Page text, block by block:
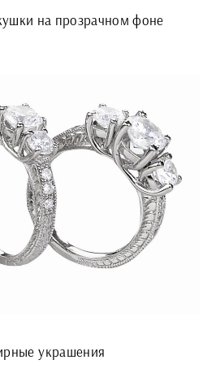
на прозрачном фоне
украшения